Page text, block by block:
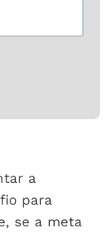
a
para
se a meta